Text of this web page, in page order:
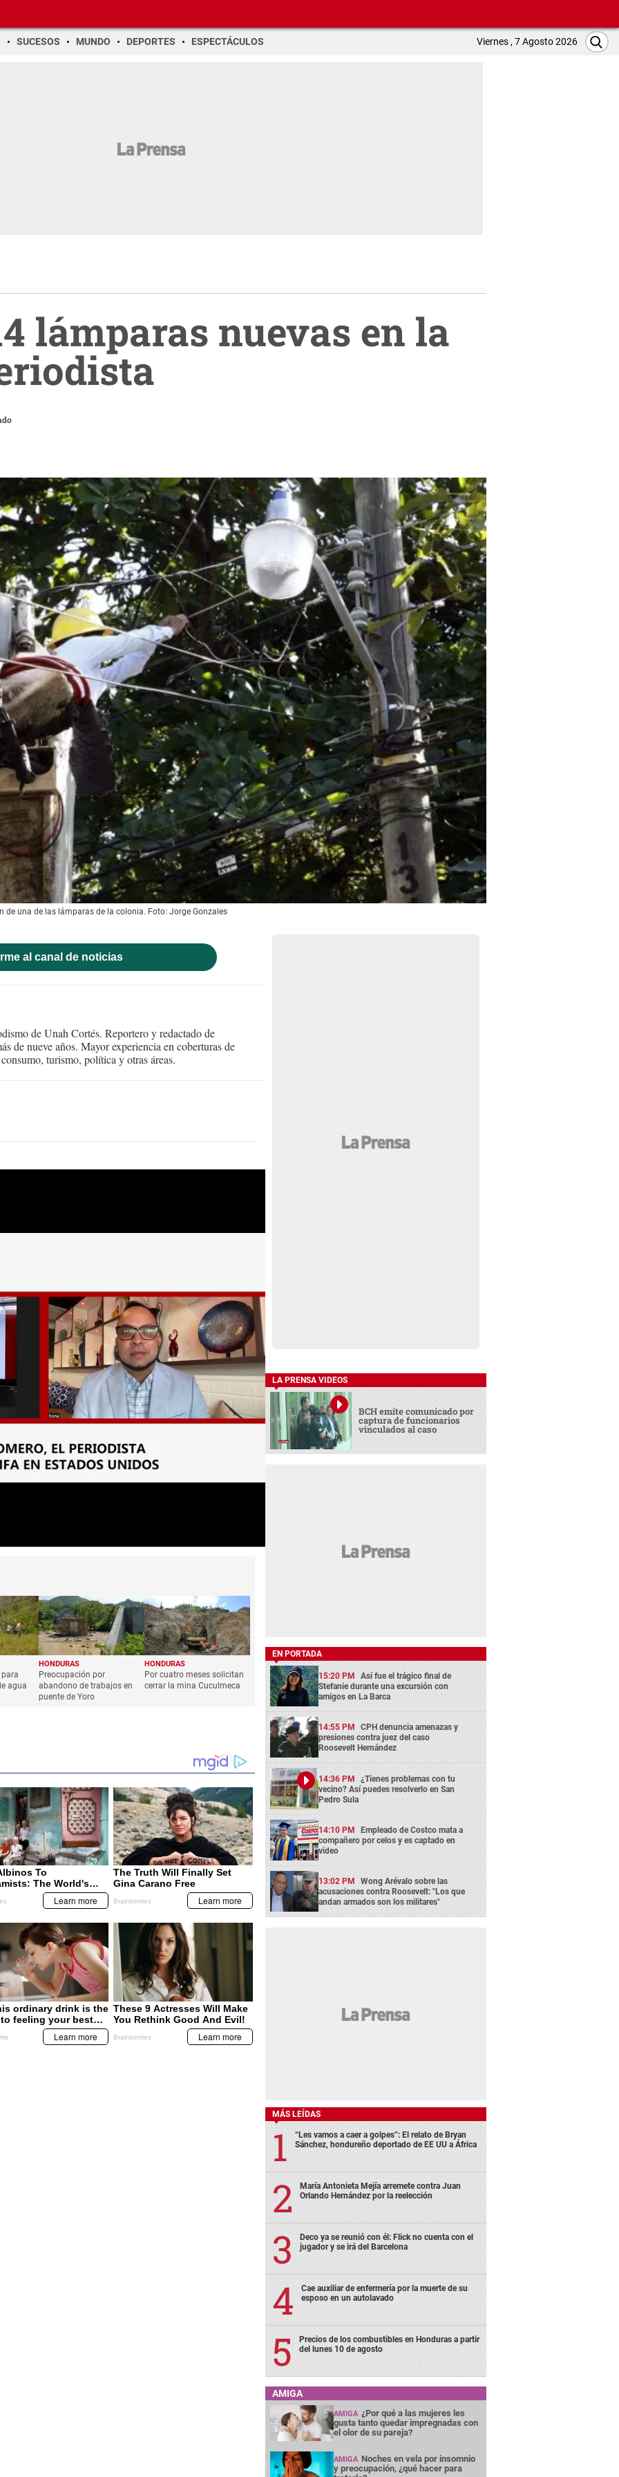
SUCESOS MUNDO DEPORTES ESPECTÁCULOS Viernes , 7 Agosto 2026
lámparas nuevas en la
de una de las lámparas de la colonia. Foto: Jorge Gonzales
al canal de noticias
de Unah Cortés. Reportero y redactado de
de nueve años. Mayor experiencia en coberturas de
turismo, política y otras áreas.
agua
HONDURAS
Preocupación por
abandono de trabajos en
puente de Yoro
HONDURAS
Por cuatro meses solicitan
cerrar la mina Cuculmeca
LA PRENSA VIDEOS
BCH emite comunicado por
captura de funcionarios
vinculados al caso
EN PORTADA
15:20 PM Así fue el trágico final de
Stefanie durante una excursión con
amigos en La Barca
14:55 PM CPH denuncia amenazas y
presiones contra juez del caso
Roosevelt Hernández
14:36 PM ¿Tienes problemas con tu
vecino? Así puedes resolverlo en San
Pedro Sula
14:10 PM Empleado de Costco mata a
compañero por celos y es captado en
video
13:02 PM Wong Arévalo sobre las
acusaciones contra Roosevelt: "Los que
andan armados son los militares"
MÁS LEÍDAS
“Les vamos a caer a golpes”: El relato de Bryan
Sánchez, hondureño deportado de EE UU a África
María Antonieta Mejía arremete contra Juan
Orlando Hernández por la reelección
Deco ya se reunió con él: Flick no cuenta con el
jugador y se irá del Barcelona
Cae auxiliar de enfermería por la muerte de su
esposo en un autolavado
Precios de los combustibles en Honduras a partir
del lunes 10 de agosto
AMIGA
AMIGA ¿Por qué a las mujeres les
gusta tanto quedar impregnadas con
el olor de su pareja?
AMIGA Noches en vela por insomnio
y preocupación, ¿qué hacer para